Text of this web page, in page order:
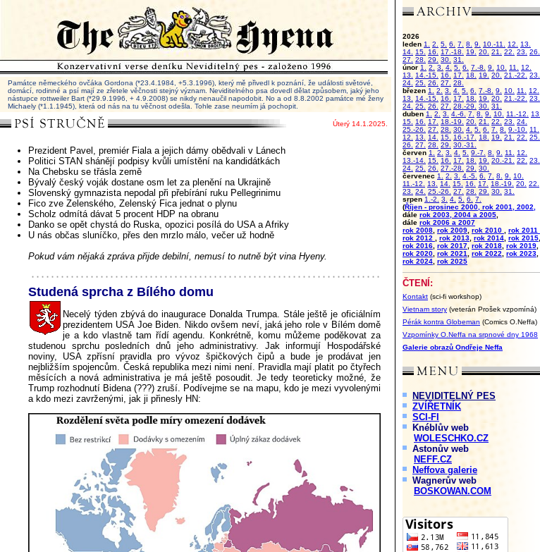
2026
leden 1. 2. 5. 6. 7. 8. 9. 10.-11. 12.
13.
14.
15. 16. 17.-18. 19. 20. 21. 22. 23.
26.
27.
28. 29. 30. 31.
únor 1. 2. 3. 4. 5. 6. 7.-8. 9. 10. 11.
12.
13.
14.-15. 16. 17. 18. 19. 20. 21.-22.
23.
24. 25. 26. 27.
28.
březen 1. 2. 3. 4. 5. 6. 7.-8. 9. 10. 11.
12.
13.
14.-15. 16. 17. 18. 19. 20. 21.-22.
23.
24. 25. 26. 27. 28.-29. 30. 31.
duben 1. 2. 3. 4.-6. 7. 8. 9. 10. 11.-12.
13.
15.
16. 17. 18.-19. 20. 21. 22. 23.
24.
25.-26.
27. 28. 30. 4. 5. 6. 7. 8. 9.-10.
11.
12.
13. 14. 15. 16.-17. 18. 19. 21. 22.
25.
26.
27. 28. 29.
30.-31.
červen 1. 2. 3. 4. 5. 9.-7. 8. 9. 11.
12.
13.-14.
15. 16. 17. 18. 19. 20.-21. 22.
23.
24. 25. 26. 27.-28. 29.
30.
červenec 1. 2. 3. 4.-5. 6. 7. 8. 9.
10.
11.-12.
13. 14. 15. 16. 17. 18.-19. 20. 22.
23.
24. 25.-26. 27. 28. 29. 30. 31.
srpen 1.-2. 3. 4. 5. 6. 7.
(Říjen - prosinec 2000, rok 2001, 2002,
dále rok 2003, 2004 a 2005
dále rok 2006 a 2007
rok 2008 rok 2009 rok 2010 rok 2011
rok 2012
rok 2013 rok 2014 rok 2015
rok 2016 rok 2017 rok 2018 rok 2019
rok 2020 rok 2021 rok 2022 rok 2023
rok 2024 rok 2025
ČTENÍ:
Kontakt (sci-fi workshop)
Vietnam story (veterán Prošek vzpomíná)
Pérák kontra Globeman (Comics O.Neffa)
Vzpomínky O.Neffa na srpnové dny 1968
Galerie obrazů Ondřeje Neffa
NEVIDITELNÝ PES
ZVÍŘETNÍK
SCI-FI
Knéblův web
WOLESCHKO.CZ
Astonův web
NEFF.CZ
Neffova galerie
Wagnerův web
BOSKOWAN.COM
Památce německého ovčáka Gordona (*23.4.1984, +5.3.1996), který mě přivedl k poznání, že události světové,
domácí, rodinné a psí mají ze zřetele věčnosti stejný význam. Neviditelného psa dovedl dělat způsobem, jaký jeho
nástupce rottweiler Bart (*29.9.1996, + 4.9.2008) se nikdy nenaučil napodobit. No a od 8.8.2002 památce mé ženy
Michaely (*1.1.1945), která od nás na tu věčnost odešla. Tohle zase neumím já pochopit.
Úterý 14.1.2025.
Prezident Pavel, premiér Fiala a jejich dámy obědvali v Lánech
Politici STAN shánějí podpisy kvůli umístění na kandidátkách
Na Chebsku se třásla země
Bývalý český voják dostane osm let za plenění na Ukrajině
Slovenský gymnazista nepodal při přebírání ruku Pellegrinimu
Fico zve Zelenského, Zelenský Fica jednat o plynu
Scholz odmítá dávat 5 procent HDP na obranu
Danko se opět chystá do Ruska, opozici posílá do USA a Afriky
U nás občas sluníčko, přes den mrzlo málo, večer už hodně
Pokud vám nějaká zpráva přijde debilní, nemusí to nutně být vina Hyeny.
Studená sprcha z Bílého domu
Necelý týden zbývá do inaugurace Donalda Trumpa. Stále ještě je oficiálním
prezidentem USA Joe Biden. Nikdo ovšem neví, jaká jeho role v Bílém domě
je a kdo vlastně tam řídí agendu. Konkrétně, komu můžeme poděkovat za
studenou sprchu posledních dnů jeho administrativy. Jak informují Hospodářské
noviny, USA zpřísní pravidla pro vývoz špičkových čipů a bude je prodávat jen
nejbližším spojencům. Česká republika mezi nimi není. Pravidla mají platit po čtyřech
měsících a nová administrativa je má ještě posoudit. Je tedy teoreticky možné, že
Trump rozhodnutí Bidena (???) zruší. Podívejme se na mapu, kdo je mezi vyvolenými
a kdo mezi zavrženými, jak ji přinesly HN: